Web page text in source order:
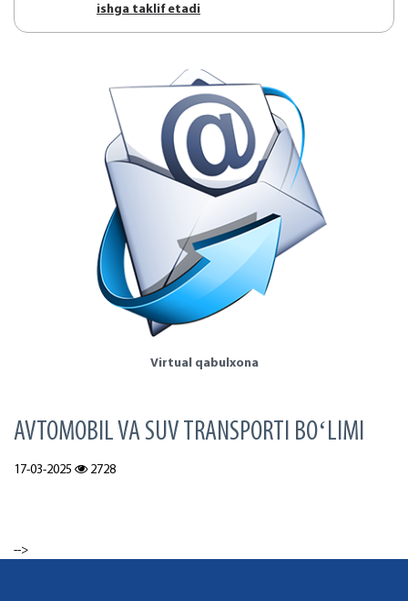
ishgа tаklif etаdi
Virtual qabulxona
AVTOMOBIL VA SUV TRANSPORTI BOʻLIMI
17-03-2025 2728
-->